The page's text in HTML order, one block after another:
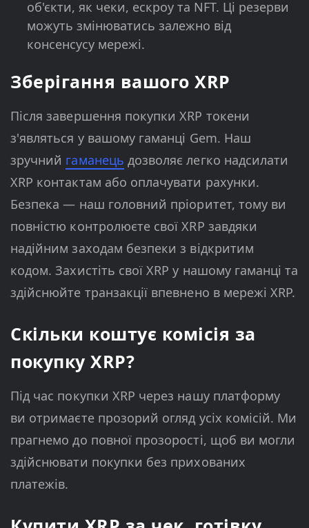
об'єкти, як чеки, ескроу та NFT. Ці резерви
можуть змінюватись залежно від
консенсусу мережі.
Зберігання вашого XRP
Після завершення покупки XRP токени
з'являться у вашому гаманці Gem. Наш
зручний гаманець дозволяє легко надсилати
XRP контактам або оплачувати рахунки.
Безпека — наш головний пріоритет, тому ви
повністю контролюєте свої XRP завдяки
надійним заходам безпеки з відкритим
кодом. Захистіть свої XRP у нашому гаманці та
здійснюйте транзакції впевнено в мережі XRP.
Скільки коштує комісія за
покупку XRP?
Під час покупки XRP через нашу платформу
ви отримаєте прозорий огляд усіх комісій. Ми
прагнемо до повної прозорості, щоб ви могли
здійснювати покупки без прихованих
платежів.